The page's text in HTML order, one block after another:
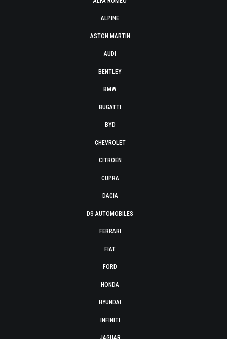
ALPINE
ASTON MARTIN
AUDI
BENTLEY
BMW
BUGATTI
BYD
CHEVROLET
CITROËN
CUPRA
DACIA
DS AUTOMOBILES
FERRARI
FIAT
FORD
HONDA
HYUNDAI
INFINITI